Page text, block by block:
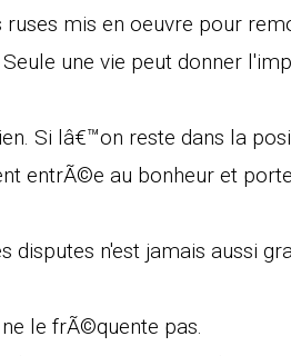
mis en oeuvre pour
une vie peut donner
Si lâ€™on reste dans la
entrÃ©e au bonheur et
n'est jamais aussi
le frÃ©quente pas.